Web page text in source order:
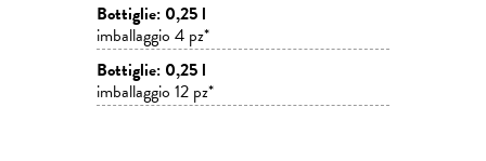
Bottiglie: 0,25 l
imballaggio 4 pz*
Bottiglie: 0,25 l
imballaggio 12 pz*